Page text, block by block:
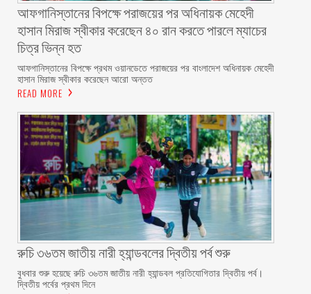
আফগানিস্তানের বিপক্ষে পরাজয়ের পর অধিনায়ক মেহেদী
হাসান মিরাজ স্বীকার করেছেন ৪০ রান করতে পারলে ম্যাচের
চিত্র ভিন্ন হত
আফগানিস্তানের বিপক্ষে প্রথম ওয়ানডেতে পরাজয়ের পর বাংলাদেশ অধিনায়ক মেহেদী
হাসান মিরাজ স্বীকার করেছেন আরো অন্তত
READ MORE
রুচি ৩৬তম জাতীয় নারী হ্যান্ডবলের দ্বিতীয় পর্ব শুরু
বুধবার শুরু হয়েছে রুচি ৩৬তম জাতীয় নারী হ্যান্ডবল প্রতিযোগিতার দ্বিতীয় পর্ব।
দ্বিতীয় পর্বের প্রথম দিনে